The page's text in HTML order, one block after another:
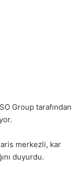
Group tarafından
merkezli, kar
duyurdu.